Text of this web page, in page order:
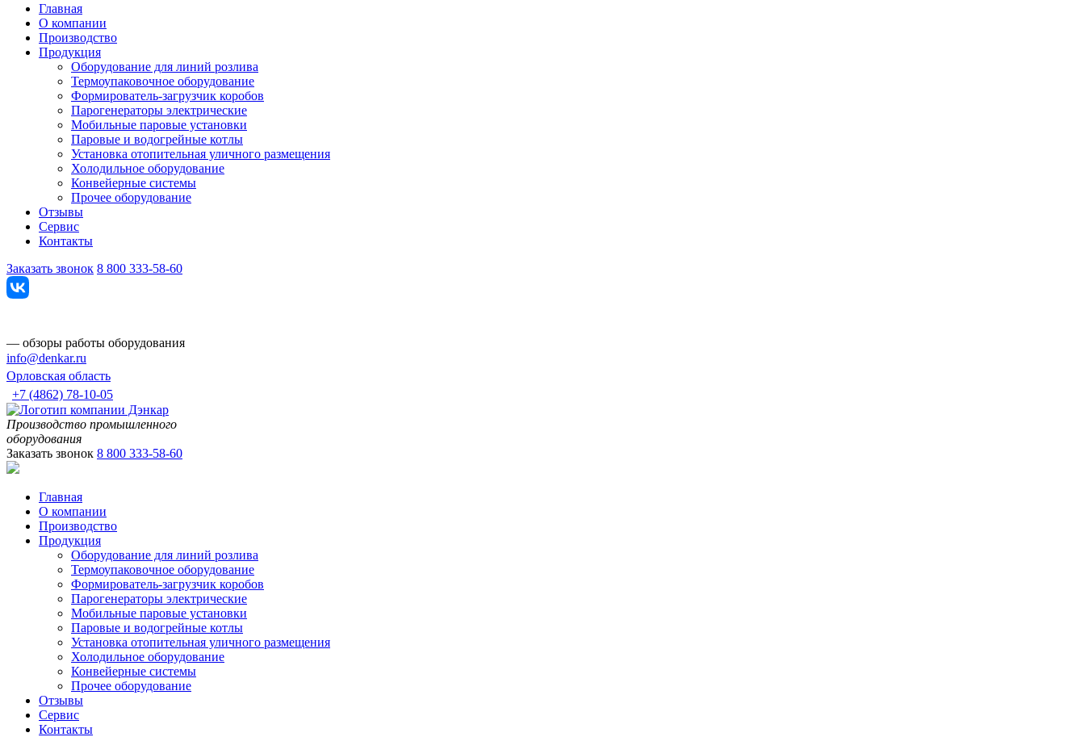
Главная
О компании
Производство
Продукция
Оборудование для линий розлива
Термоупаковочное оборудование
Формирователь-загрузчик коробов
Парогенераторы электрические
Мобильные паровые установки
Паровые и водогрейные котлы
Установка отопительная уличного размещения
Холодильное оборудование
Конвейерные системы
Прочее оборудование
Отзывы
Сервис
Контакты
Заказать звонок 8 800 333-58-60
— обзоры работы оборудования
info@denkar.ru
Орловская область
+7 (4862) 78-10-05
Производство промышленного
оборудования
Заказать звонок 8 800 333-58-60
Главная
О компании
Производство
Продукция
Оборудование для линий розлива
Термоупаковочное оборудование
Формирователь-загрузчик коробов
Парогенераторы электрические
Мобильные паровые установки
Паровые и водогрейные котлы
Установка отопительная уличного размещения
Холодильное оборудование
Конвейерные системы
Прочее оборудование
Отзывы
Сервис
Контакты